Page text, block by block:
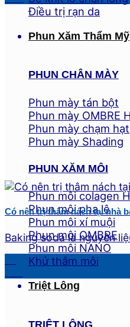
Điều trị rạn da
Phun Xăm Thẩm Mỹ
PHUN CHÂN MÀY
Phun mày tán bột
Phun mày OMBRE
Phun mày chạm hạt
Phun mày Shading
PHUN XĂM MÔI
Phun môi colagen
Phun môi pha lê
Phun môi xí muội
Phun môi OMBRE
Phun môi NANO
Khử thâm môi
Triệt Lông
TRIỆT LÔNG
Có nên trị thâm nách tại nhà
Baking soda là nguyên